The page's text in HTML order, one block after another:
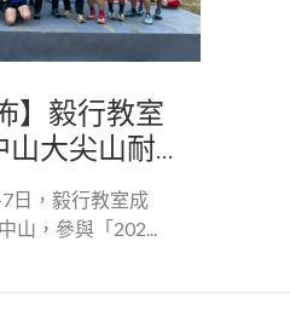
】毅行教室
大尖山耐...
日，毅行教室成
山，參與「202...